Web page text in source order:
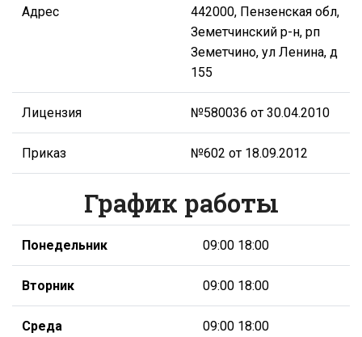
Адрес
442000, Пензенская обл,
Земетчинский р-н, рп
Земетчино, ул Ленина, д
155
Лицензия №580036 от 30.04.2010
Приказ №602 от 18.09.2012
График работы
Понедельник 09:00 18:00
Вторник 09:00 18:00
Среда 09:00 18:00